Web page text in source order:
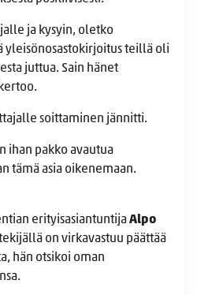
ja kysyin, oletko
yleisönosastokirjoitus teillä oli
juttua. Sain hänet
soittaminen jännitti.
ihan pakko avautua
tämä asia oikenemaan.
erityisasiantuntijaAlpo
on virkavastuu päättää
hän otsikoi oman